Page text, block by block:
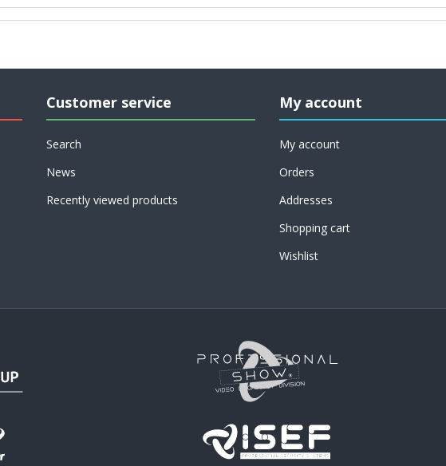
Customer service
Search
News
Recently viewed products
My account
My account
Orders
Addresses
Shopping cart
Wishlist